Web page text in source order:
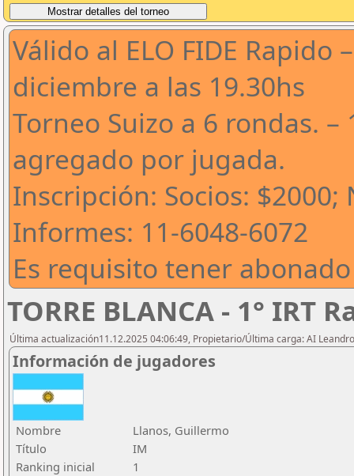
Válido al ELO FIDE Rapido
diciembre a las 19.30hs
Torneo Suizo a 6 rondas. –
agregado por jugada.
Inscripción: Socios: $2000;
Informes: 11-6048-6072
Es requisito tener abonado
TORRE BLANCA - 1° IRT
Última actualización11.12.2025 04:06:49, Propietario/Última carga: AI
Información de jugadores
Nombre
Llanos, Guillermo
Título
IM
Ranking inicial
1